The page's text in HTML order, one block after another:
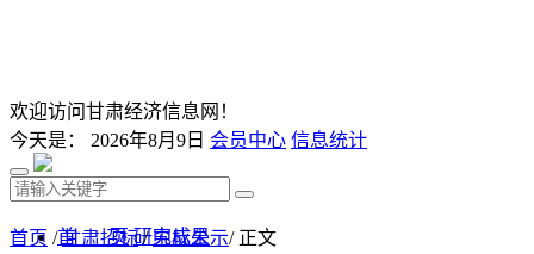
欢迎访问甘肃经济信息网！
今天是： 2026年8月9日 会员中心 信息统计
首 页 研究成果
首页 /甘肃招标/中标公示/ 正文